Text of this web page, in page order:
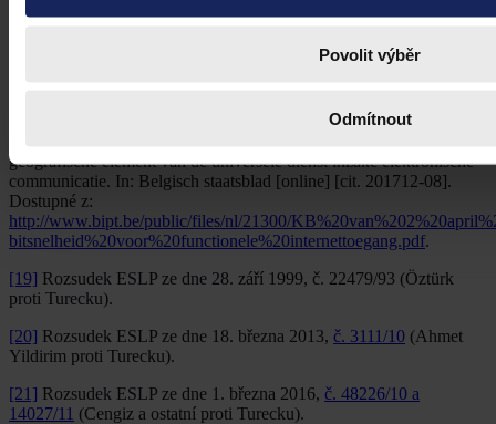
Povolit výběr
Odmítnout
[17]Ley 2/2011, de 4 de marzo, de Economía Sostenible. In:
Boletín oficial del estado [online]. 2011, Núm. 55 [cit. 2017-12-07].
http://www.boe.es/boe/dias/2011/03/05/pdfs/BOE-A-
Koninklijk besluit tot vastlegging van de bitsnelheid voor
geografische element van de universele dienst inzake elektronische
communicatie. In: Belgisch staatsblad [online] [cit. 201712-08].
Dostupné z:
http://www.bipt.be/public/files/nl/21300/
bitsnelheid%20voor%20functionele%20internettoegang.pdf.
[19] Rozsudek ESLP ze dne 28. září 1999, č. 22479/93 (Öztürk
proti Turecku).
[20] Rozsudek ESLP ze dne 18. března 2013, č. 3111/10 (Ahmet
Yildirim proti Turecku).
[21] Rozsudek ESLP ze dne 1. března 2016, č. 48226/10 a
14027/11 (Cengiz a ostatní proti Turecku).